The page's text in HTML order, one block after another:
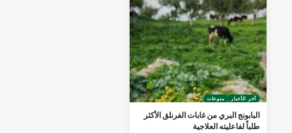
آخر الأخبار منوعات
البابونج البري من غابات الفرنلق الأكثر
طلباً لفاعليته العلاجية